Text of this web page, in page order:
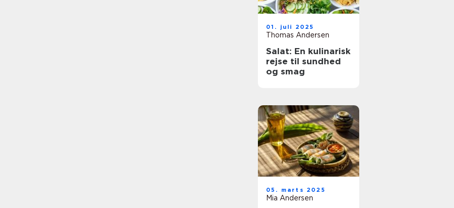
01. juli 2025
Thomas Andersen
Salat: En kulinarisk
rejse til sundhed
og smag
05. marts 2025
Mia Andersen